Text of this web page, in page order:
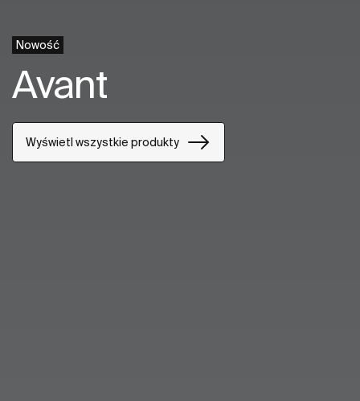
Nowość
Avant
Wyświetl wszystkie produkty